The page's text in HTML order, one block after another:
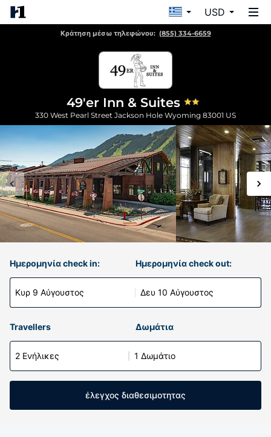
USD
Κράτηση μέσω τηλεφώνου: (855) 334-6659
49'er Inn & Suites
330 West Pearl Street Jackson Hole Wyoming 83001 US
Ημερομηνία check in:
Κυρ 9 Αύγουστος
Ημερομηνία check out:
Δευ 10 Αύγουστος
Travellers Δωμάτια
2 Ενήλικες 1 Δωμάτιο
έλεγχος διαθεσιμοτητας